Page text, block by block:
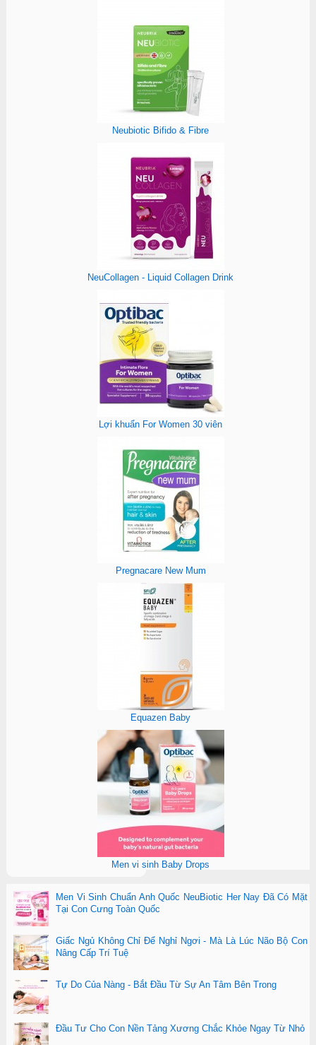
Neubiotic Bifido & Fibre
NeuCollagen - Liquid Collagen Drink
Lợi khuẩn For Women 30 viên
Pregnacare New Mum
Equazen Baby
Men vi sinh Baby Drops
Men Vi Sinh Chuẩn Anh Quốc NeuBiotic Her Nay Đã Có Mặt
Tại Con Cưng Toàn Quốc
Giấc Ngủ Không Chỉ Để Nghỉ Ngơi - Mà Là Lúc Não Bộ Con
Nâng Cấp Trí Tuệ
Tự Do Của Nàng - Bắt Đầu Từ Sự An Tâm Bên Trong
Đầu Tư Cho Con Nền Tảng Xương Chắc Khỏe Ngay Từ Nhỏ